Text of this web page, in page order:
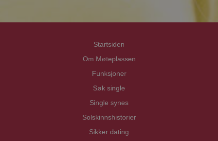
Startsiden
Om Møteplassen
Funksjoner
Søk single
Single synes
Solskinnshistorier
Sikker dating